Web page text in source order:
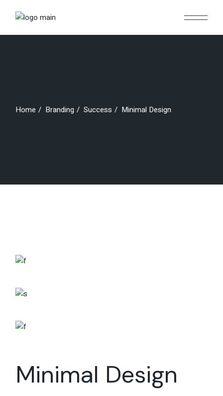
Home Branding Success Minimal Design
Minimal Design